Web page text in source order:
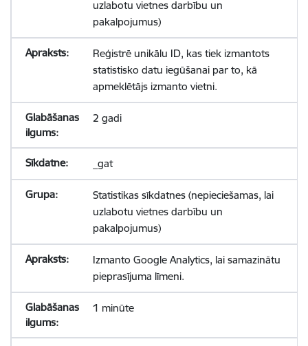
uzlabotu vietnes darbību un
pakalpojumus)
Reģistrē unikālu ID, kas tiek izmantots
statistisko datu iegūšanai par to, kā
apmeklētājs izmanto vietni.
2 gadi
_gat
Statistikas sīkdatnes (nepieciešamas, lai
uzlabotu vietnes darbību un
pakalpojumus)
Izmanto Google Analytics, lai samazinātu
pieprasījuma līmeni.
1 minūte